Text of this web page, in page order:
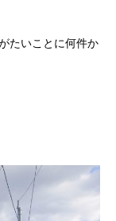
たいことに何件か